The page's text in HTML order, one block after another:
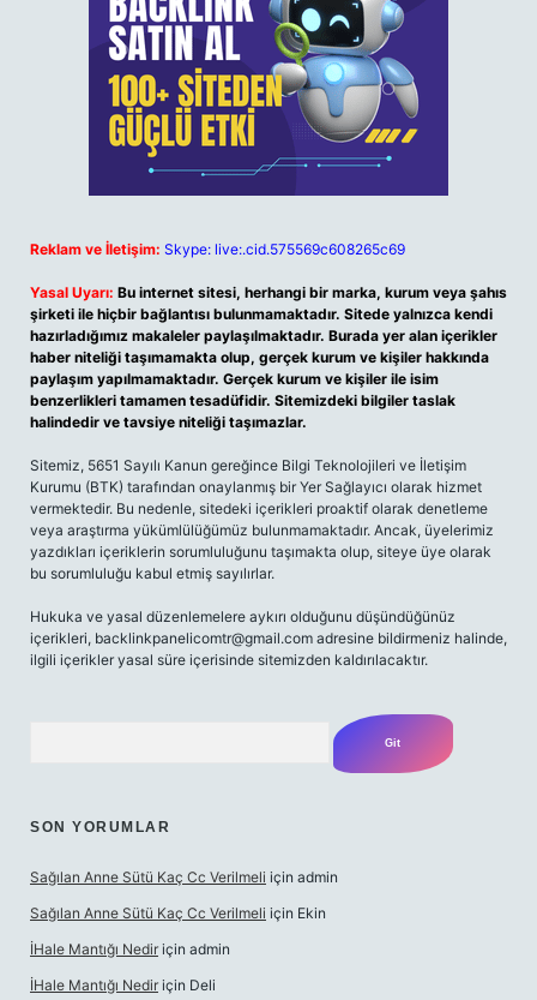
Reklam ve İletişim: Skype: live:.cid.575569c608265c69
Yasal Uyarı: Bu internet sitesi, herhangi bir marka, kurum veya şahıs
şirketi ile hiçbir bağlantısı bulunmamaktadır. Sitede yalnızca kendi
hazırladığımız makaleler paylaşılmaktadır. Burada yer alan içerikler
haber niteliği taşımamakta olup, gerçek kurum ve kişiler hakkında
paylaşım yapılmamaktadır. Gerçek kurum ve kişiler ile isim
benzerlikleri tamamen tesadüfidir. Sitemizdeki bilgiler taslak
halindedir ve tavsiye niteliği taşımazlar.
Sitemiz, 5651 Sayılı Kanun gereğince Bilgi Teknolojileri ve İletişim
Kurumu (BTK) tarafından onaylanmış bir Yer Sağlayıcı olarak hizmet
vermektedir. Bu nedenle, sitedeki içerikleri proaktif olarak denetleme
veya araştırma yükümlülüğümüz bulunmamaktadır. Ancak, üyelerimiz
yazdıkları içeriklerin sorumluluğunu taşımakta olup, siteye üye olarak
bu sorumluluğu kabul etmiş sayılırlar.
Hukuka ve yasal düzenlemelere aykırı olduğunu düşündüğünüz
içerikleri, backlinkpanelicomtr@gmail.com adresine bildirmeniz halinde,
ilgili içerikler yasal süre içerisinde sitemizden kaldırılacaktır.
SON YORUMLAR
Sağılan Anne Sütü Kaç Cc Verilmeli için admin
Sağılan Anne Sütü Kaç Cc Verilmeli için Ekin
İHale Mantığı Nedir için admin
İHale Mantığı Nedir için Deli